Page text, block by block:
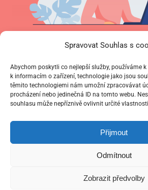
Spravovat Souhlas s
Abychom poskytli co nejlepší služby, používáme
k informacím o zařízení, technologie jako jsou
těmito technologiemi nám umožní zpracovávat
procházení nebo jedinečná ID na tomto webu.
souhlasu může nepříznivě ovlivnit určité
Přijmout
Odmítnout
Zobrazit předvolby
Úvodní
Nevíte, jaká forma výuky Vám
Společně probereme, jaký
jaké máte s jazykem
způsob výuky.